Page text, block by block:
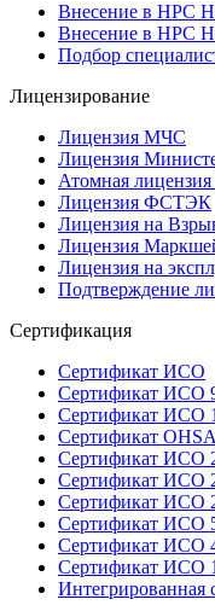
Внесение в НРС
Внесение в НРС
Подбор
Лицензирование
Лицензия МЧС
Лицензия
Атомная лицензия
Лицензия ФСТЭК
Лицензия на
Лицензия
Лицензия на
Подтверждение
Сертификация
Сертификат ИСО
Сертификат ИСО
Сертификат ИСО
Сертификат
Сертификат ИСО
Сертификат ИСО
Сертификат ИСО
Сертификат ИСО
Сертификат ИСО
Сертификат ИСО
Интегрированная